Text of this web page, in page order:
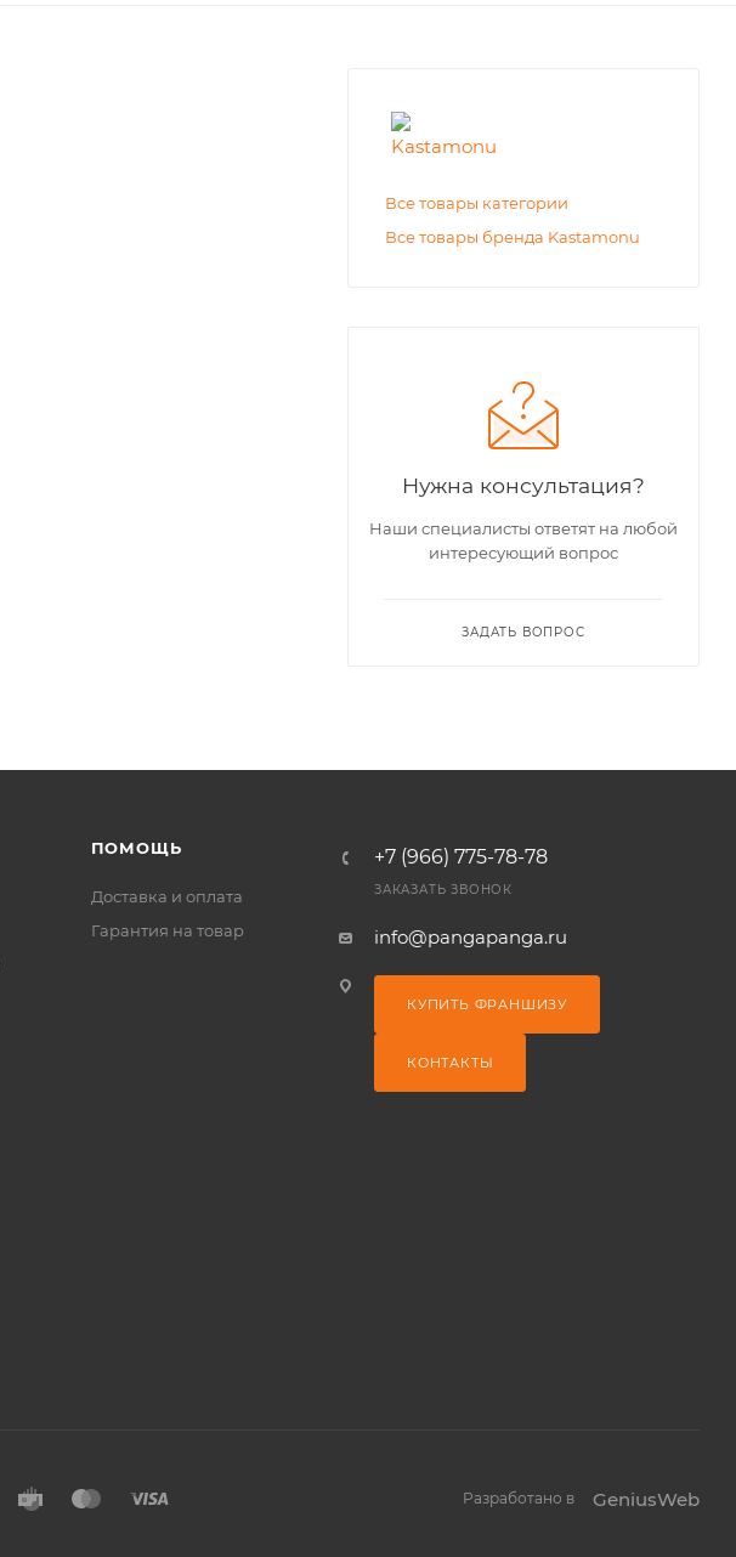
Все товары категории
Все товары бренда Kastamonu
Нужна консультация?
Наши специалисты ответят на любой
интересующий вопрос
ЗАДАТЬ ВОПРОС
ПОМОЩЬ
Доставка и оплата
Гарантия на товар
+7 (966) 775-78-78
ЗАКАЗАТЬ ЗВОНОК
info@pangapanga.ru
КУПИТЬ ФРАНШИЗУ
КОНТАКТЫ
Разработано в GeniusWeb